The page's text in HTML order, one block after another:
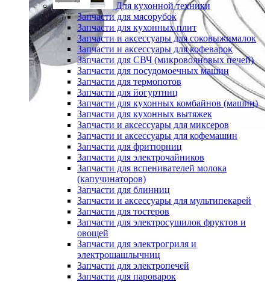
Для кухонной техники
Запчасти для мясорубок
Запчасти для кухонных плит
Запчасти и аксессуары для соковыжималок
Запчасти и аксессуары для кофеварок
Запчасти для СВЧ (микроволновых печей)
Запчасти для посудомоечных машин
Запчасти для термопотов
Запчасти для йогуртниц
Запчасти для кухонных комбайнов (машин)
Запчасти для кухонных вытяжек
Запчасти и аксессуары для миксеров
Запчасти и аксессуары для кофемашин
Запчасти для фритюрниц
Запчасти для электрочайников
Запчасти для вспенивателей молока
(капучинаторов)
Запчасти для блинниц
Запчасти и аксессуары для мультипекарей
Запчасти для тостеров
Запчасти для электросушилок фруктов и
овощей
Запчасти для электрогриля и
электрошашлычниц
Запчасти для электропечей
Запчасти для пароварок